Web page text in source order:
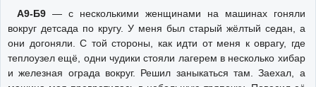
А9-Б9— с несколькими женщинами на машинах гоняли
вокруг детсада по кругу. У меня был старый жёлтый седан, а
они догоняли. С той стороны, как идти от меня к оврагу, где
теплоузел ещё, одни чудики стояли лагерем в несколько хибар
и железная ограда вокруг. Решил заныкаться там. Заехал, а